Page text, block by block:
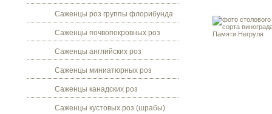
Саженцы роз группы флорибунда
Саженцы почвопокровных роз
Саженцы английских роз
Саженцы миниатюрных роз
Саженцы канадских роз
Саженцы кустовых роз (шрабы)